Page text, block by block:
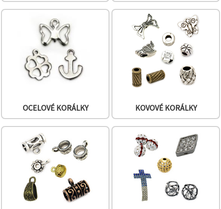
"Uložit"
Přijmout
Nastavení
OCELOVÉ KORÁLKY KOVOVÉ KORÁLKY